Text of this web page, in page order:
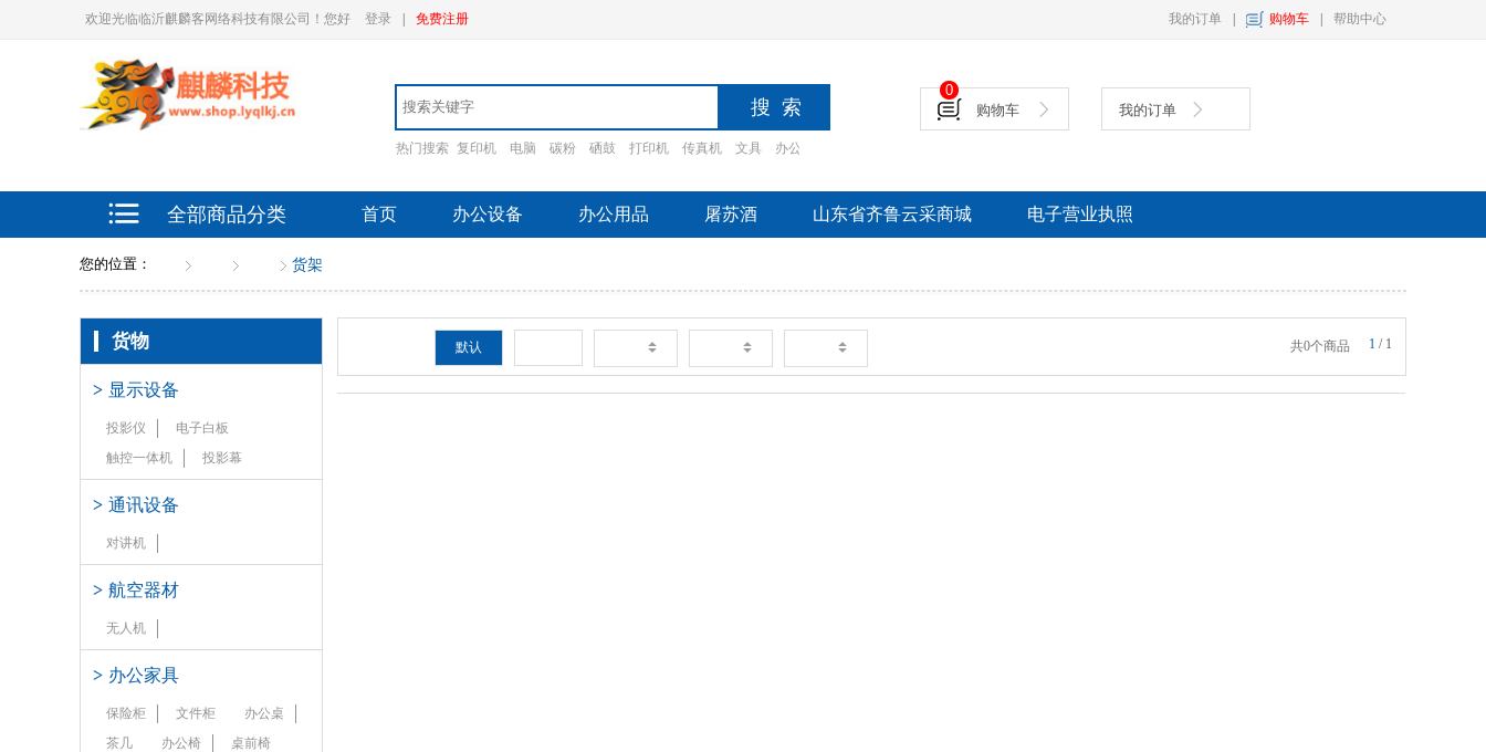
欢迎光临临沂麒麟客网络科技有限公司！您好 登录 免费注册 我的订单 购物车 帮助中心
热门搜索 复印机 电脑 碳粉 硒鼓 打印机 传真机 文具 办公设备
购物车
0
我的订单
全部商品分类 首页 办公设备 办公用品 屠苏酒 山东省齐鲁云采商城 电子营业执照
您的位置： 货架
货物
> 显示设备
投影仪
电子白板
触控一体机
投影幕
> 通讯设备
对讲机
> 航空器材
无人机
> 办公家具
保险柜 文件柜
办公桌
茶几
办公椅
桌前椅
默认 共0个商品 1 / 1